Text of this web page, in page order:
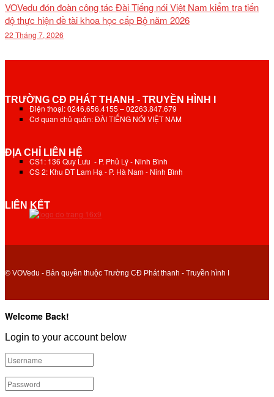
VOVedu đón đoàn công tác Đài Tiếng nói Việt Nam kiểm tra tiến
độ thực hiện đề tài khoa học cấp Bộ năm 2026
22 Tháng 7, 2026
TRƯỜNG CĐ PHÁT THANH - TRUYỀN HÌNH I
Điện thoại: 0246.656.4155 – 02263.847.679
Cơ quan chủ quản: ĐÀI TIẾNG NÓI VIỆT NAM
ĐỊA CHỈ LIÊN HỆ
CS1: 136 Quy Lưu - P. Phủ Lý - Ninh Bình
CS 2: Khu ĐT Lam Hạ - P. Hà Nam - Ninh Bình
LIÊN KẾT
© VOVedu - Bản quyền thuộc Trường CĐ Phát thanh - Truyền hình I
Welcome Back!
Login to your account below